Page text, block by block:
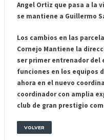
Angel Ortiz que pasa a la
se mantiene a Guillermo
Los cambios en las
Cornejo Mantiene la
ser primer entrenador del
funciones en los equipos
ahora en el nuevo
coordinador con amplia
club de gran prestigio
VOLVER